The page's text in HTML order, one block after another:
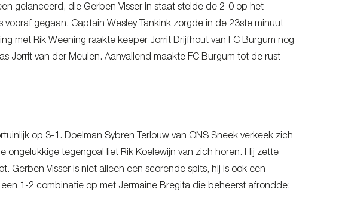
gelanceerd, die Gerben Visser in staat stelde de 2-0 op het
gegaan. Captain Wesley Tankink zorgde in de 23ste minuut
met Rik Weening raakte keeper Jorrit Drijfhout van FC Burgum nog
Jorrit van der Meulen. Aanvallend maakte FC Burgum tot de rust
op 3-1. Doelman Sybren Terlouw van ONS Sneek verkeek zich
ongelukkige tegengoal liet Rik Koelewijn van zich horen. Hij zette
Gerben Visser is niet alleen een scorende spits, hij is ook een
1-2 combinatie op met Jermaine Bregita die beheerst afrondde: